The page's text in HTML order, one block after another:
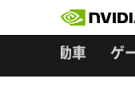
自動車 ゲ